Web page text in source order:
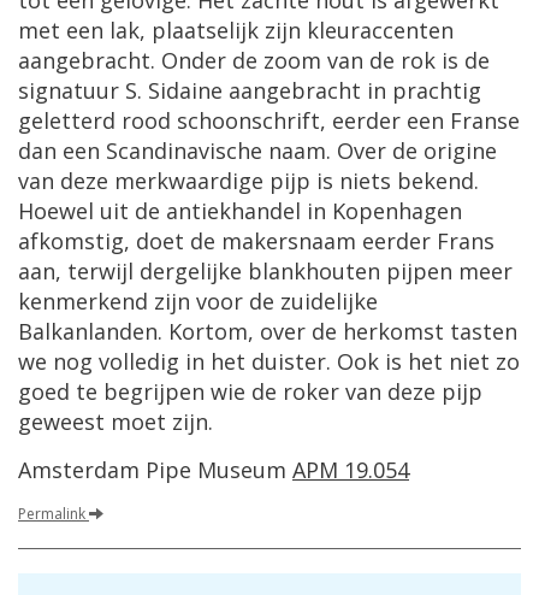
met een lak, plaatselijk zijn kleuraccenten
aangebracht. Onder de zoom van de rok is de
signatuur S. Sidaine aangebracht in prachtig
geletterd rood schoonschrift, eerder een Franse
dan een Scandinavische naam. Over de origine
van deze merkwaardige pijp is niets bekend.
Hoewel uit de antiekhandel in Kopenhagen
afkomstig, doet de makersnaam eerder Frans
aan, terwijl dergelijke blankhouten pijpen meer
kenmerkend zijn voor de zuidelijke
Balkanlanden. Kortom, over de herkomst tasten
we nog volledig in het duister. Ook is het niet zo
goed te begrijpen wie de roker van deze pijp
geweest moet zijn.
Amsterdam Pipe Museum APM 19.054
Permalink